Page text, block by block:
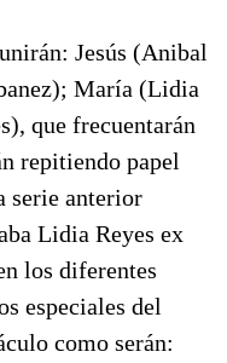
Jesús (Anibal
María (Lidia
que frecuentarán
repitiendo papel
serie anterior
Lidia Reyes ex
los diferentes
especiales del
como serán: